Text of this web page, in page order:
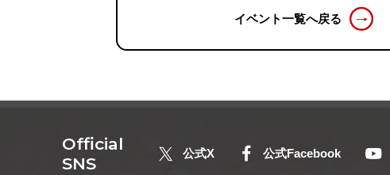
イベント一覧へ戻る
Official
SNS
公式X 公式Facebook